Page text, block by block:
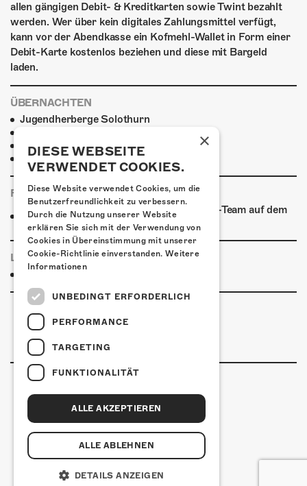
allen gängigen Debit- & Kreditkarten sowie Twint bezahlt
werden. Wer über kein digitales Zahlungsmittel verfügt,
kann vor der Abendkasse ein Kofmehl-Wallet in Form einer
Debit-Karte kostenlos beziehen und diese mit Bargeld
laden.
ÜBERNACHTEN
Jugendherberge Solothurn
H4 Hotel
Weitere Unterkünfte
FOODTRUCK
Ab 18:00 Uhr verpflegt euch das Kofmehl-Team auf dem
Vorplatz aus dem Foodtruck!
LINKS & PARTNER
Kulturfabrik Kofmehl
Kofmehlweg 1
+41 32 621 20 60
×
DIESE WEBSEITE
VERWENDET COOKIES.
Diese Website verwendet Cookies, um die
Benutzerfreundlichkeit zu verbessern.
Durch die Nutzung unserer Website
erklären Sie sich mit der Verwendung von
Cookies in Übereinstimmung mit unserer
Cookie-Richtlinie einverstanden. Weitere
Informationen
UNBEDINGT ERFORDERLICH
PERFORMANCE
TARGETING
FUNKTIONALITÄT
ALLE AKZEPTIEREN
ALLE ABLEHNEN
DETAILS ANZEIGEN